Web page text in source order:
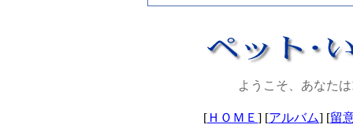
ようこそ、あなたは
[ ＨＯＭＥ ] [アルバム] [留